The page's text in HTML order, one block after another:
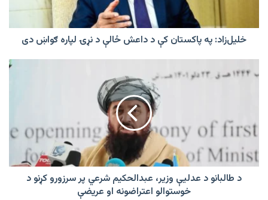
نړۍ
لپارهخلیل‌زاد: په پاکستان کې د داعش ځالې د نړۍ لپاره ګواښ دی
طالبانو
عبدالحکیم
شرعي
پر
سرزورو
د طالبانو د عدلیې وزیر، عبدالحکیم شرعي پر سرزورو کړنو د
خوستوالو اعتراضونه او عریضې